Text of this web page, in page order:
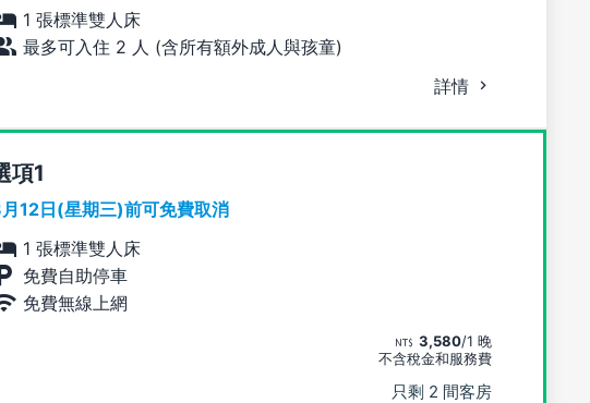
1 張標準雙人床
最多可入住 2 人 (含所有額外成人與孩童)
詳情
項
12日(星期三)前可免費取消
1 張標準雙人床
免費自助停車
免費無線上網
3,580/1 晚
不含稅金和服務費
只剩 2 間客房